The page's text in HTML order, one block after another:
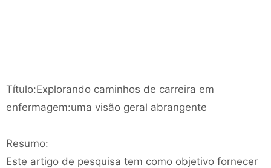
Título:Explorando caminhos de carreira em
enfermagem:uma visão geral abrangente
Resumo:
Este artigo de pesquisa tem como objetivo fornecer